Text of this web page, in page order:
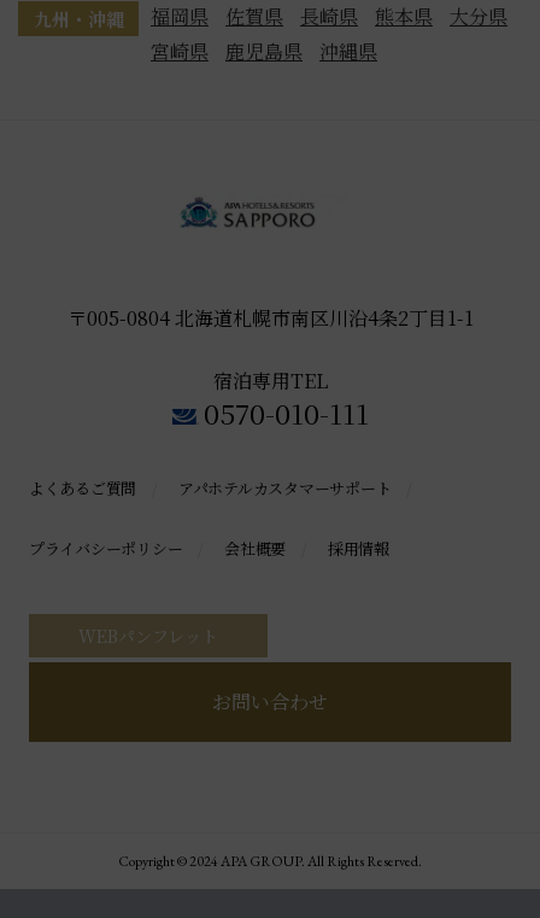
九州・沖縄 福岡県 佐賀県 長崎県 熊本県
大分県
宮崎県
鹿児島県 沖縄県
〒005-0804 北海道札幌市南区川沿4条2丁目1-1
宿泊専用TEL
0570-010-111
よくあるご質問 アパホテルカスタマーサポート
プライバシーポリシー 会社概要 採用情報
WEBパンフレット
お問い合わせ
Copyright © 2024 APA GROUP. All Rights Reserved.